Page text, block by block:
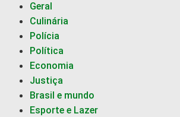
Geral
Culinária
Polícia
Política
Economia
Justiça
Brasil e mundo
Esporte e Lazer